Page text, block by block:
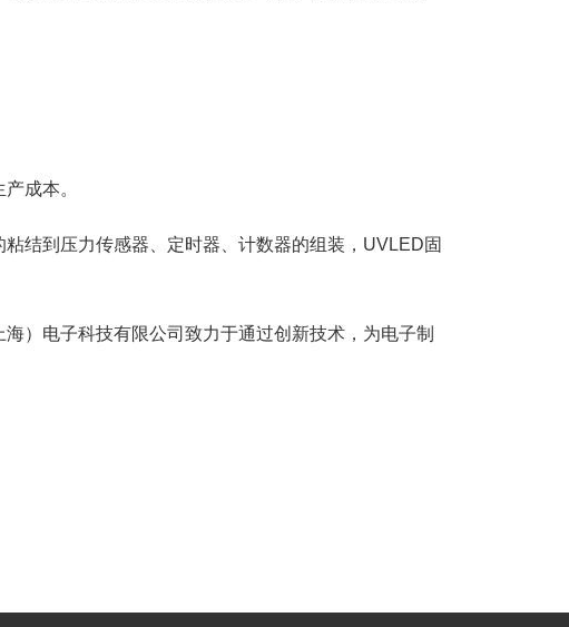
成本。
结到压力传感器、定时器、计数器的组装，UVLED固
）电子科技有限公司致力于通过创新技术，为电子制